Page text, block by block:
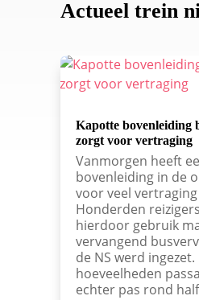
Actueel trein
Kapotte bovenleiding
zorgt voor vertraging
Vanmorgen heeft
bovenleiding in de
voor veel
Honderden
hierdoor gebruik
vervangend
de NS werd
hoeveelheden
echter pas rond